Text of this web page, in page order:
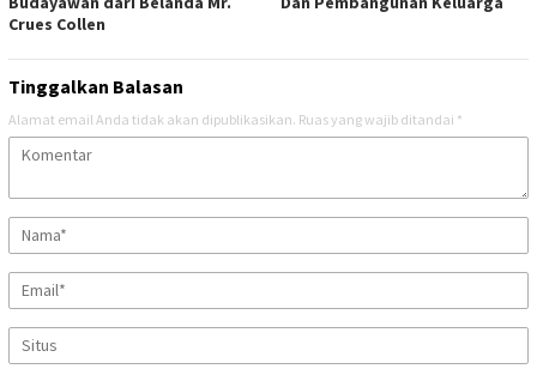
Crues Collen
Tinggalkan Balasan
Alamat email Anda tidak akan dipublikasikan. Ruas yang wajib ditandai *